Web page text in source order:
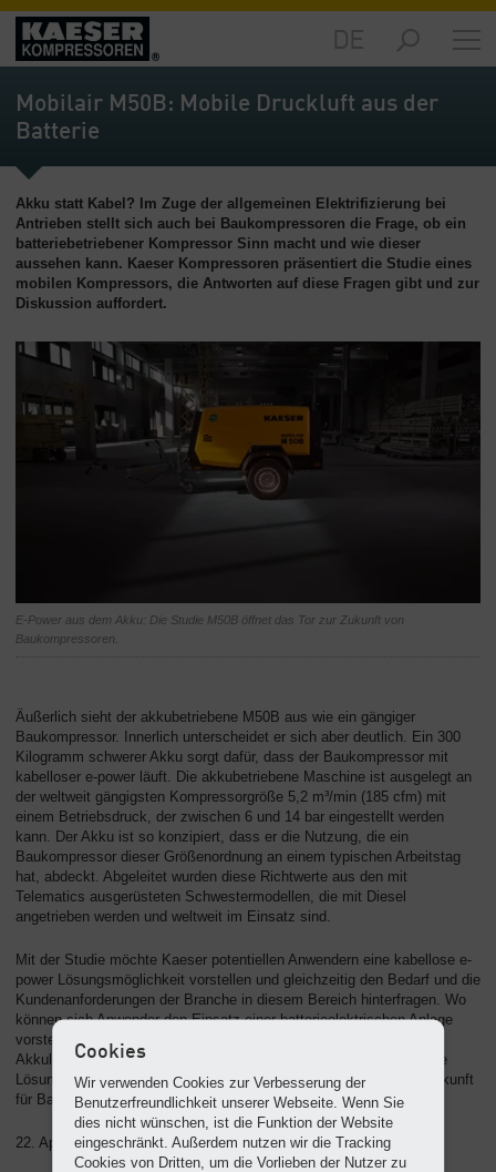
Märkte
-
Übersicht
Übersicht
Lösungen
-
Übersicht
Service
Unternehmen
Mobilair M50B: Mobile Druckluft aus der
Batterie
Akku statt Kabel? Im Zuge der allgemeinen Elektrifizierung bei
Antrieben stellt sich auch bei Baukompressoren die Frage, ob ein
batteriebetriebener Kompressor Sinn macht und wie dieser
aussehen kann. Kaeser Kompressoren präsentiert die Studie eines
mobilen Kompressors, die Antworten auf diese Fragen gibt und zur
Diskussion auffordert.
E-Power aus dem Akku: Die Studie M50B öffnet das Tor zur Zukunft von
Baukompressoren.
Äußerlich sieht der akkubetriebene M50B aus wie ein gängiger
Baukompressor. Innerlich unterscheidet er sich aber deutlich. Ein 300
Kilogramm schwerer Akku sorgt dafür, dass der Baukompressor mit
kabelloser e-power läuft. Die akkubetriebene Maschine ist ausgelegt an
der weltweit gängigsten Kompressorgröße 5,2 m³/min (185 cfm) mit
einem Betriebsdruck, der zwischen 6 und 14 bar eingestellt werden
kann. Der Akku ist so konzipiert, dass er die Nutzung, die ein
Baukompressor dieser Größenordnung an einem typischen Arbeitstag
hat, abdeckt. Abgeleitet wurden diese Richtwerte aus den mit
Telematics ausgerüsteten Schwestermodellen, die mit Diesel
angetrieben werden und weltweit im Einsatz sind.
Mit der Studie möchte Kaeser potentiellen Anwendern eine kabellose e-
power Lösungsmöglichkeit vorstellen und gleichzeitig den Bedarf und die
Kundenanforderungen der Branche in diesem Bereich hinterfragen. Wo
können sich Anwender den Einsatz einer batterieelektrischen Anlage
vorstellen und für welche Anwendungen wäre er sinnvoll? Welche
Akkuleistung wäre wünschenswert und/oder wäre auch eine hybride
Lösung eine Alternative? Anwender können auf diese Weise die Zukunft
für Baukompressoren aktiv mitgestalten.
22. Apr. 24 , Abdruck frei – Beleg erwünscht
Cookies
Wir verwenden Cookies zur Verbesserung der
Benutzerfreundlichkeit unserer Webseite. Wenn Sie
dies nicht wünschen, ist die Funktion der Website
eingeschränkt. Außerdem nutzen wir die Tracking
Cookies von Dritten, um die Vorlieben der Nutzer zu